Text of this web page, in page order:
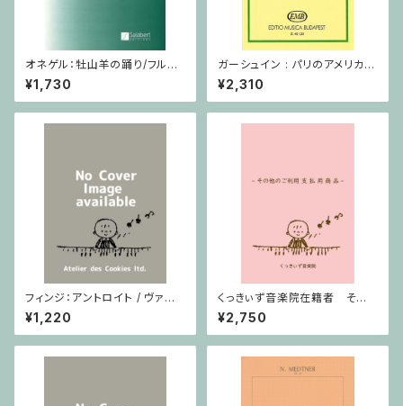
オネゲル：牡山羊の踊り/フルー
ト
¥1,730
ガーシュイン : パリのアメリカ人
/ ミニチュアスコア
¥2,310
フィンジ：アントロイト / ヴァイ
オリン・ピアノ
¥1,220
くっきぃず音楽院在籍者 その
他のご利用支払用商品 おば
けのぼうけん１巻
¥2,750